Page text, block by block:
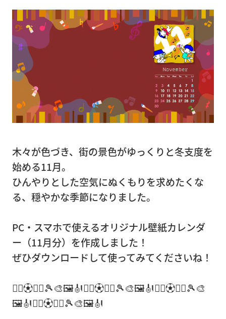
（大
型精
密機
器）
精
密
機
器
送
病
院・
店
事務
所移
転
営
業
倉
木々が色づき、街の景色がゆっくりと冬支度を
始める11月。
ひんやりとした空気にぬくもりを求めたくな
る、穏やかな季節になりました。
PC・スマホで使えるオリジナル壁紙カレンダ
ー（11月分）を作成しました！
ぜひダウンロードして使ってみてくださいね！
🏃‍♂️⚽🏃‍♀️🎾🎨🖼️🎻🏃‍♂️⚽🏃‍♀️🎾🎨🖼️🎻🏃‍♂️⚽🏃‍♀️🎾🎨
🖼️🎻🏃‍♂️⚽🏃‍♀️🎾🎨🖼️🎻